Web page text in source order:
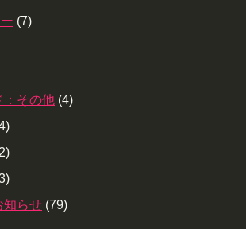
(7)
：その他 (4)
知らせ (79)